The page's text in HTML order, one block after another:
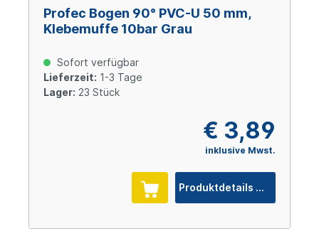
Profec Bogen 90° PVC-U 50 mm,
Klebemuffe 10bar Grau
Sofort verfügbar
Lieferzeit: 1-3 Tage
Lager: 23 Stück
€ 3,89
inklusive Mwst.
Produktdetails